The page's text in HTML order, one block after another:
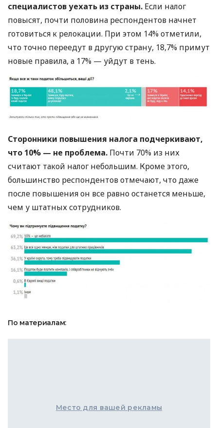
специалистов уехать из страны. Если налог
повысят, почти половина респондентов начнет
готовиться к релокации. При этом 14% отметили,
что точно переедут в другую страну, 18,7% примут
новые правила, а 17% — уйдут в тень.
Сторонники повышения налога подчеркивают,
что 10% — не проблема. Почти 70% из них
считают такой налог небольшим. Кроме этого,
большинство респондентов отмечают, что даже
после повышения он все равно останется меньше,
чем у штатных сотрудников.
По материалам:
Место для вашей рекламы